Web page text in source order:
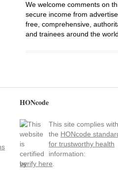
We welcome comments on
secure income from
free, comprehensive,
and trainees around the
HONcode
This site complies with
the HONcode
for trustworthy health
information:
verify here